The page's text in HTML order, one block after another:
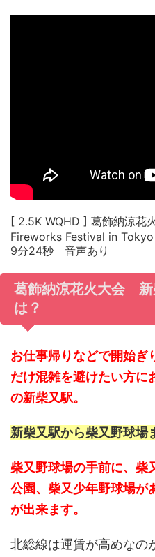
[ 2.5K WQHD ] 葛飾納涼花
Fireworks Festival in Tokyo
9分24秒 音声あり
葛飾納涼花火大会 新
は？
お仕事帰りなどで開始ぎ
だけ混雑を避けたい方に
の新柴又駅。
新柴又駅から柴又野球場
柴又野球場の手前に、柴
公園、柴又少年野球場が
が出来ます。
北総線は運賃が高めなの